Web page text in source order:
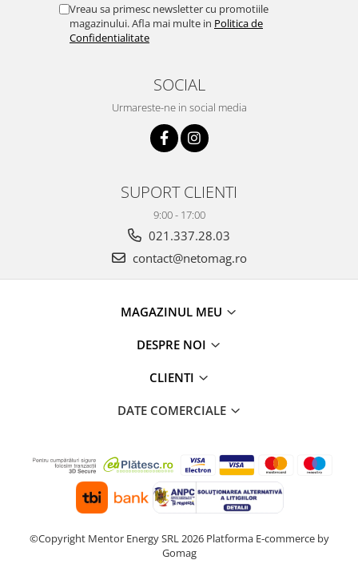
Vreau sa primesc newsletter cu promotiile
magazinului. Afla mai multe in Politica de
Confidentialitate
SOCIAL
Urmareste-ne in social media
SUPORT CLIENTI
9:00 - 17:00
021.337.28.03
contact@netomag.ro
MAGAZINUL MEU
DESPRE NOI
CLIENTI
DATE COMERCIALE
©Copyright Mentor Energy SRL 2026 Platforma E-commerce by
Gomag